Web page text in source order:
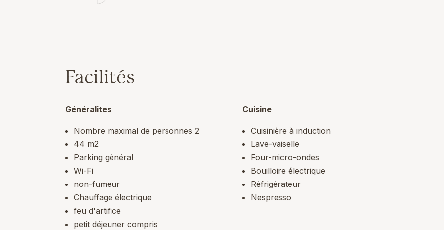
Facilités
Généralites
Nombre maximal de personnes 2
44 m2
Parking général
Wi-Fi
non-fumeur
Chauffage électrique
feu d'artifice
petit déjeuner compris
Cuisine
Cuisinière à induction
Lave-vaiselle
Four-micro-ondes
Bouilloire électrique
Réfrigérateur
Nespresso